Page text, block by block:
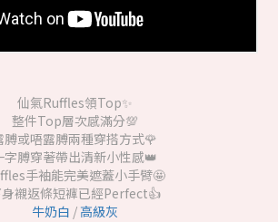
仙氣Ruffles領Top✨
整件Top層次感滿分💯
膊或唔露膊兩種穿搭方式🌹
字膊穿著帶出清新小性感👑
手袖能完美遮蓋小手臂🤩
襯返條短褲已經Perfect👍
牛奶白 / 高級灰